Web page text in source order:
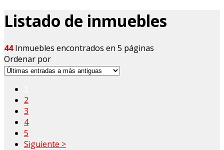
Listado de inmuebles
44Inmuebles encontrados en 5 páginas
Ordenar por
2
3
4
5
Siguiente >